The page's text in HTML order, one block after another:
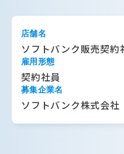
店舗名
ソフトバンク販売契約
雇用形態
契約社員
募集企業名
ソフトバンク株式会社